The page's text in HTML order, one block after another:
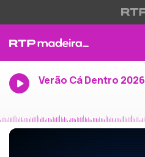
Verão Cá Dentro 2026